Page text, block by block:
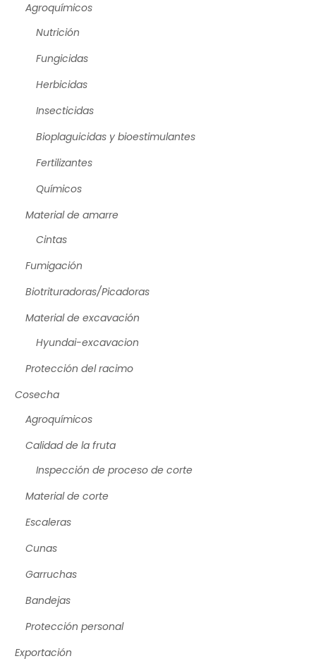
Agroquímicos
Nutrición
Fungicidas
Herbicidas
Insecticidas
Bioplaguicidas y bioestimulantes
Fertilizantes
Químicos
Material de amarre
Cintas
Fumigación
Biotrituradoras/Picadoras
Material de excavación
Hyundai-excavacion
Protección del racimo
Cosecha
Agroquímicos
Calidad de la fruta
Inspección de proceso de corte
Material de corte
Escaleras
Cunas
Garruchas
Bandejas
Protección personal
Exportación